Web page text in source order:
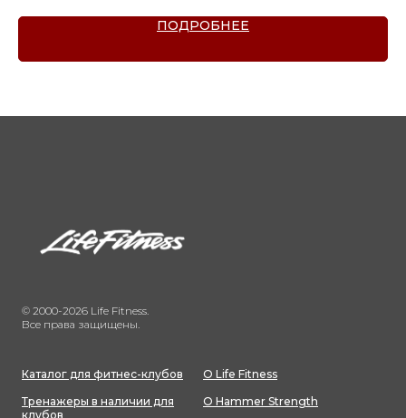
ПОДРОБНЕЕ
© 2000-2026 Life Fitness.
Все права защищены.
Каталог для фитнес-клубов
Тренажеры в наличии для
клубов
О Life Fitness
О Hammer Strength